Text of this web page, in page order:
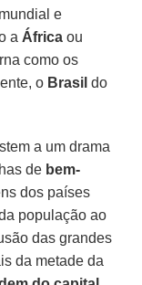
e
a África ou
como os
o Brasil do
a um drama
de bem-
dos países
população ao
das grandes
da metade da